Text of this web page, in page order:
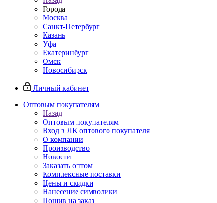
Города
Москва
Санкт-Петербург
Казань
Уфа
Екатеринбург
Омск
Новосибирск
Личный кабинет
Оптовым покупателям
Назад
Оптовым покупателям
Вход в ЛК оптового покупателя
О компании
Производство
Новости
Заказать оптом
Комплексные поставки
Цены и скидки
Нанесение символики
Пошив на заказ